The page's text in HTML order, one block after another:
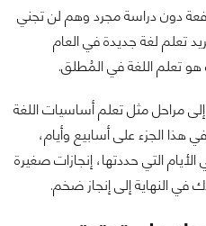
دون دراسة مجرد وهم لن تجني
تعلم لغة جديدة في العام
تعلم اللغة في المُطلق.
مراحل مثل تعلم أساسيات اللغة
الجزء على أسابيع وأيام،
التي حددتها، إنجازات صغيرة
في النهاية إلى إنجاز ضخم.